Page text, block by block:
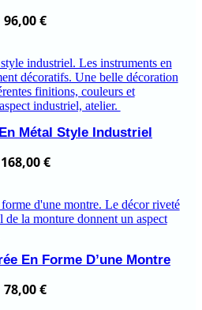
96,00€
Métal Style Industriel
168,00€
En Forme D’une Montre
78,00€